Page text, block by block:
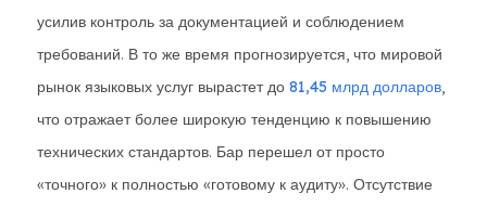
усилив контроль за документацией и соблюдением
требований. В то же время прогнозируется, что мировой
рынок языковых услуг вырастет до 81,45 млрд долларов,
что отражает более широкую тенденцию к повышению
технических стандартов. Бар перешел от просто
«точного» к полностью «готовому к аудиту». Отсутствие